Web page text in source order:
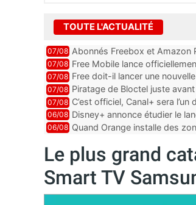
TOUTE L'ACTUALITÉ
07/08 Abonnés Freebox et Amazon
07/08 Free Mobile lance
des promos et des cadeaux
07/08 Free doit-il lancer une
07/08 Piratage de Bloctel juste
auraient fuité
07/08 C’est officiel, Canal+ sera
Vision 2
06/08 Disney+ annonce étudier le
06/08 Quand Orange installe des
Le plus grand
Smart TV